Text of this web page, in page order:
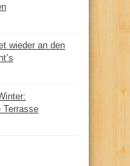
wieder an den
Terrasse